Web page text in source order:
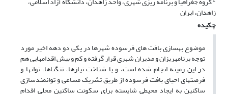
زاهدان، ایران
چکیده
موضوع بهسازی بافت های فرسوده شهرها در یکی دو دهه اخیر مورد
توجه برنامهریزان و مدیران شهری قرار گرفته و کم و بیش اقدامهایی هم
در این زمینه انجام شده است، و با شناخت نیازها، تنگناها، توانها و
فرصتهای احیای بافت فرسوده از طریق تشریک مساعی و توانمندسازی
ساکنین به ایجاد محیطی شایسته برای سکونت ساکنین محلی اقدام